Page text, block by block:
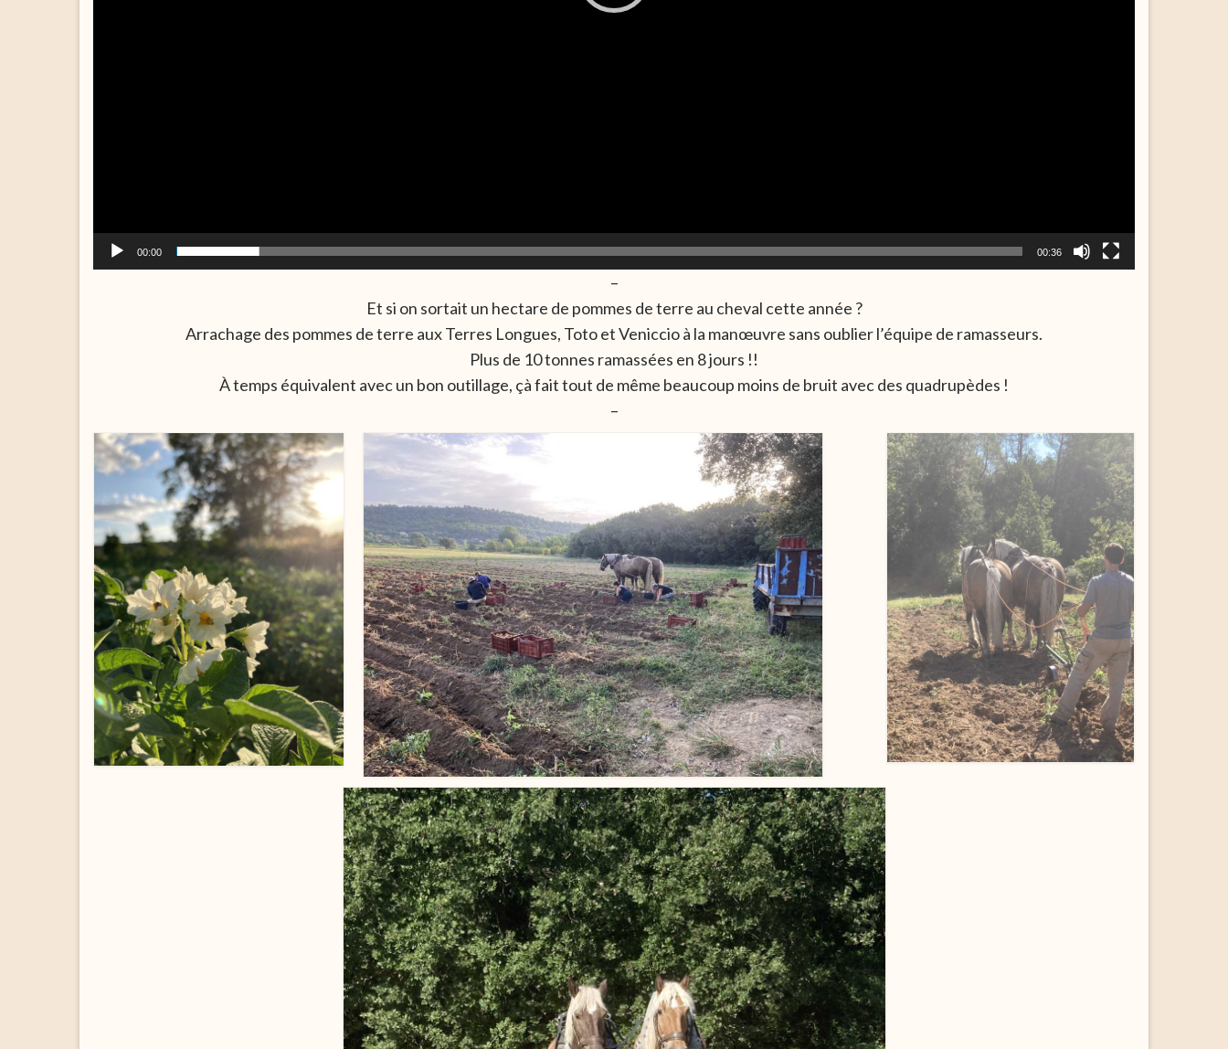
00:00 00:36
–
Et si on sortait un hectare de pommes de terre au cheval cette année ?
Arrachage des pommes de terre aux Terres Longues, Toto et Veniccio à la manœuvre sans oublier l’équipe de ramasseurs.
Plus de 10 tonnes ramassées en 8 jours !!
À temps équivalent avec un bon outillage, çà fait tout de même beaucoup moins de bruit avec des quadrupèdes !
–